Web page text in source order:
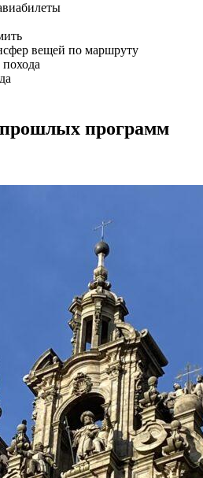
вещей по маршруту
программ